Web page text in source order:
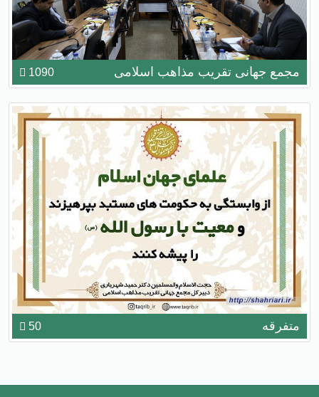
مجمع جهانی تقریب مذاهب اسلامی 1090
متفرقه 50